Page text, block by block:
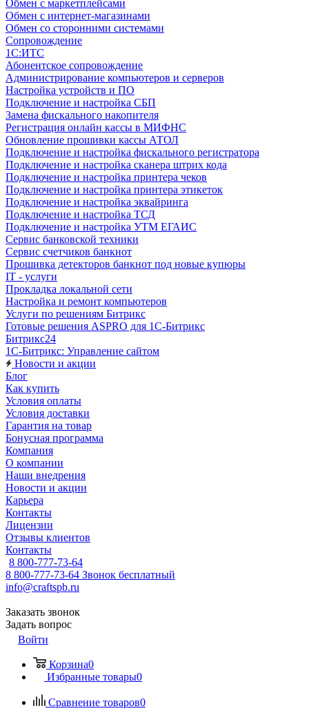
Обмен с маркетплейсами
Обмен с интернет-магазинами
Обмен со сторонними системами
Сопровождение
1C:ИТС
Абонентское сопровождение
Администрирование компьютеров и серверов
Настройка устройств и ПО
Подключение и настройка СБП
Замена фискального накопителя
Регистрация онлайн кассы в МИФНС
Обновление прошивки кассы АТОЛ
Подключение и настройка фискального регистратора
Подключение и настройка сканера штрих кода
Подключение и настройка принтера чеков
Подключение и настройка принтера этикеток
Подключение и настройка эквайринга
Подключение и настройка ТСД
Подключение и настройка УТМ ЕГАИС
Сервис банковской техники
Сервис счетчиков банкнот
Прошивка детекторов банкнот под новые купюры
IT - услуги
Прокладка локальной сети
Настройка и ремонт компьютеров
Услуги по решениям Битрикс
Готовые решения ASPRO для 1С-Битрикс
Битрикс24
1С-Битрикс: Управление сайтом
Новости и акции
Блог
Как купить
Условия оплаты
Условия доставки
Гарантия на товар
Бонусная программа
Компания
О компании
Наши внедрения
Новости и акции
Карьера
Контакты
Лицензии
Отзывы клиентов
Контакты
8 800-777-73-64
8 800-777-73-64 Звонок бесплатный
info@craftspb.ru
Заказать звонок
Задать вопрос
Войти
Корзина0
Избранные товары0
Сравнение товаров0